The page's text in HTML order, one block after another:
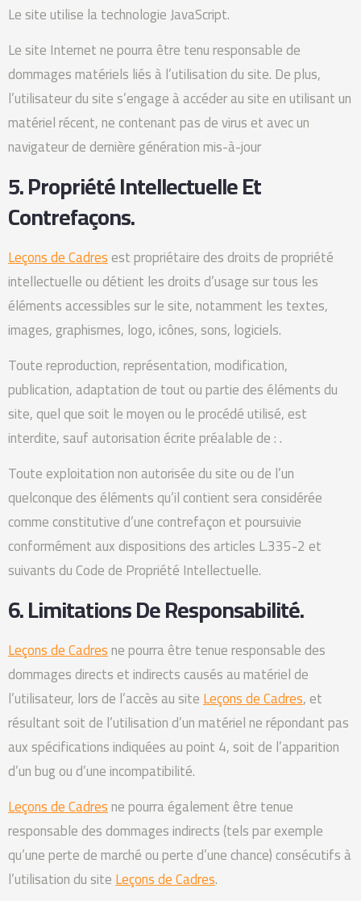
Le site utilise la technologie JavaScript.
Le site Internet ne pourra être tenu responsable de
dommages matériels liés à l’utilisation du site. De plus,
l’utilisateur du site s’engage à accéder au site en utilisant un
matériel récent, ne contenant pas de virus et avec un
navigateur de dernière génération mis-à-jour
5. Propriété Intellectuelle Et
Contrefaçons.
Leçons de Cadresest propriétaire des droits de propriété
intellectuelle ou détient les droits d’usage sur tous les
éléments accessibles sur le site, notamment les textes,
images, graphismes, logo, icônes, sons, logiciels.
Toute reproduction, représentation, modification,
publication, adaptation de tout ou partie des éléments du
site, quel que soit le moyen ou le procédé utilisé, est
interdite, sauf autorisation écrite préalable de : .
Toute exploitation non autorisée du site ou de l’un
quelconque des éléments qu’il contient sera considérée
comme constitutive d’une contrefaçon et poursuivie
conformément aux dispositions des articles L.335-2 et
suivants du Code de Propriété Intellectuelle.
6. Limitations De Responsabilité.
Leçons de Cadresne pourra être tenue responsable des
dommages directs et indirects causés au matériel de
l’utilisateur, lors de l’accès au siteLeçons de Cadres, et
résultant soit de l’utilisation d’un matériel ne répondant pas
aux spécifications indiquées au point 4, soit de l’apparition
d’un bug ou d’une incompatibilité.
Leçons de Cadresne pourra également être tenue
responsable des dommages indirects (tels par exemple
qu’une perte de marché ou perte d’une chance) consécutifs à
l’utilisation du siteLeçons de Cadres.